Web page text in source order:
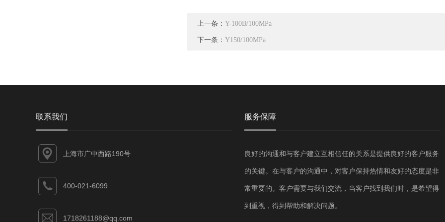
上一条： Y-100B/100MPa
下一条： Y150/100MPa
联系我们
上海市广中西路190号
400-021-6099
1718261188@qq.com
服务保障
良好的沟通和与客户建立互相信任的关系是提供良好的客户服务
的关键。在与客户的沟通中，对客户保持热情和友好的态度是非
常重要的。客户需要与我们交流，当客户找到我们时，是希望得
到重视，得到帮助和解决问题。